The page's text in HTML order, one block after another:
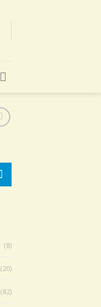
(8)
(20)
(82)